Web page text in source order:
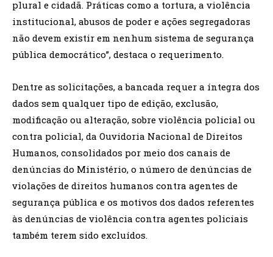
plural e cidadã. Práticas como a tortura, a violência
institucional, abusos de poder e ações segregadoras
não devem existir em nenhum sistema de segurança
pública democrático”, destaca o requerimento.
Dentre as solicitações, a bancada requer a íntegra dos
dados sem qualquer tipo de edição, exclusão,
modificação ou alteração, sobre violência policial ou
contra policial, da Ouvidoria Nacional de Direitos
Humanos, consolidados por meio dos canais de
denúncias do Ministério, o número de denúncias de
violações de direitos humanos contra agentes de
segurança pública e os motivos dos dados referentes
às denúncias de violência contra agentes policiais
também terem sido excluídos.